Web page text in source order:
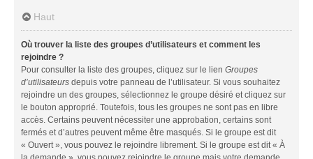
Haut
Où trouver la liste des groupes d’utilisateurs et comment les
rejoindre ?
Pour consulter la liste des groupes, cliquez sur le lien Groupes
d’utilisateurs depuis votre panneau de l’utilisateur. Si vous souhaitez
rejoindre un des groupes, sélectionnez le groupe désiré et cliquez sur
le bouton approprié. Toutefois, tous les groupes ne sont pas en libre
accès. Certains peuvent nécessiter une approbation, certains sont
fermés et d’autres peuvent même être masqués. Si le groupe est dit
« Ouvert », vous pouvez le rejoindre librement. Si le groupe est dit « À